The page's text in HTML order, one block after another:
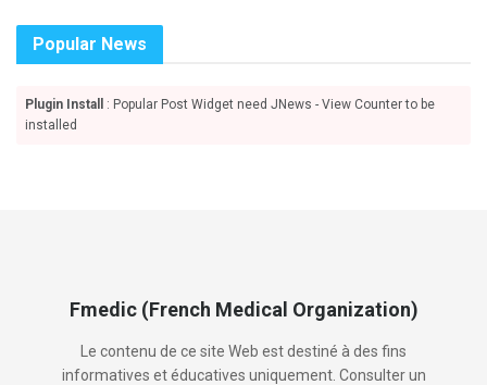
Popular News
Plugin Install
: Popular Post Widget need JNews - View Counter to be
installed
Fmedic (French Medical Organization)
Le contenu de ce site Web est destiné à des fins
informatives et éducatives uniquement. Consulter un